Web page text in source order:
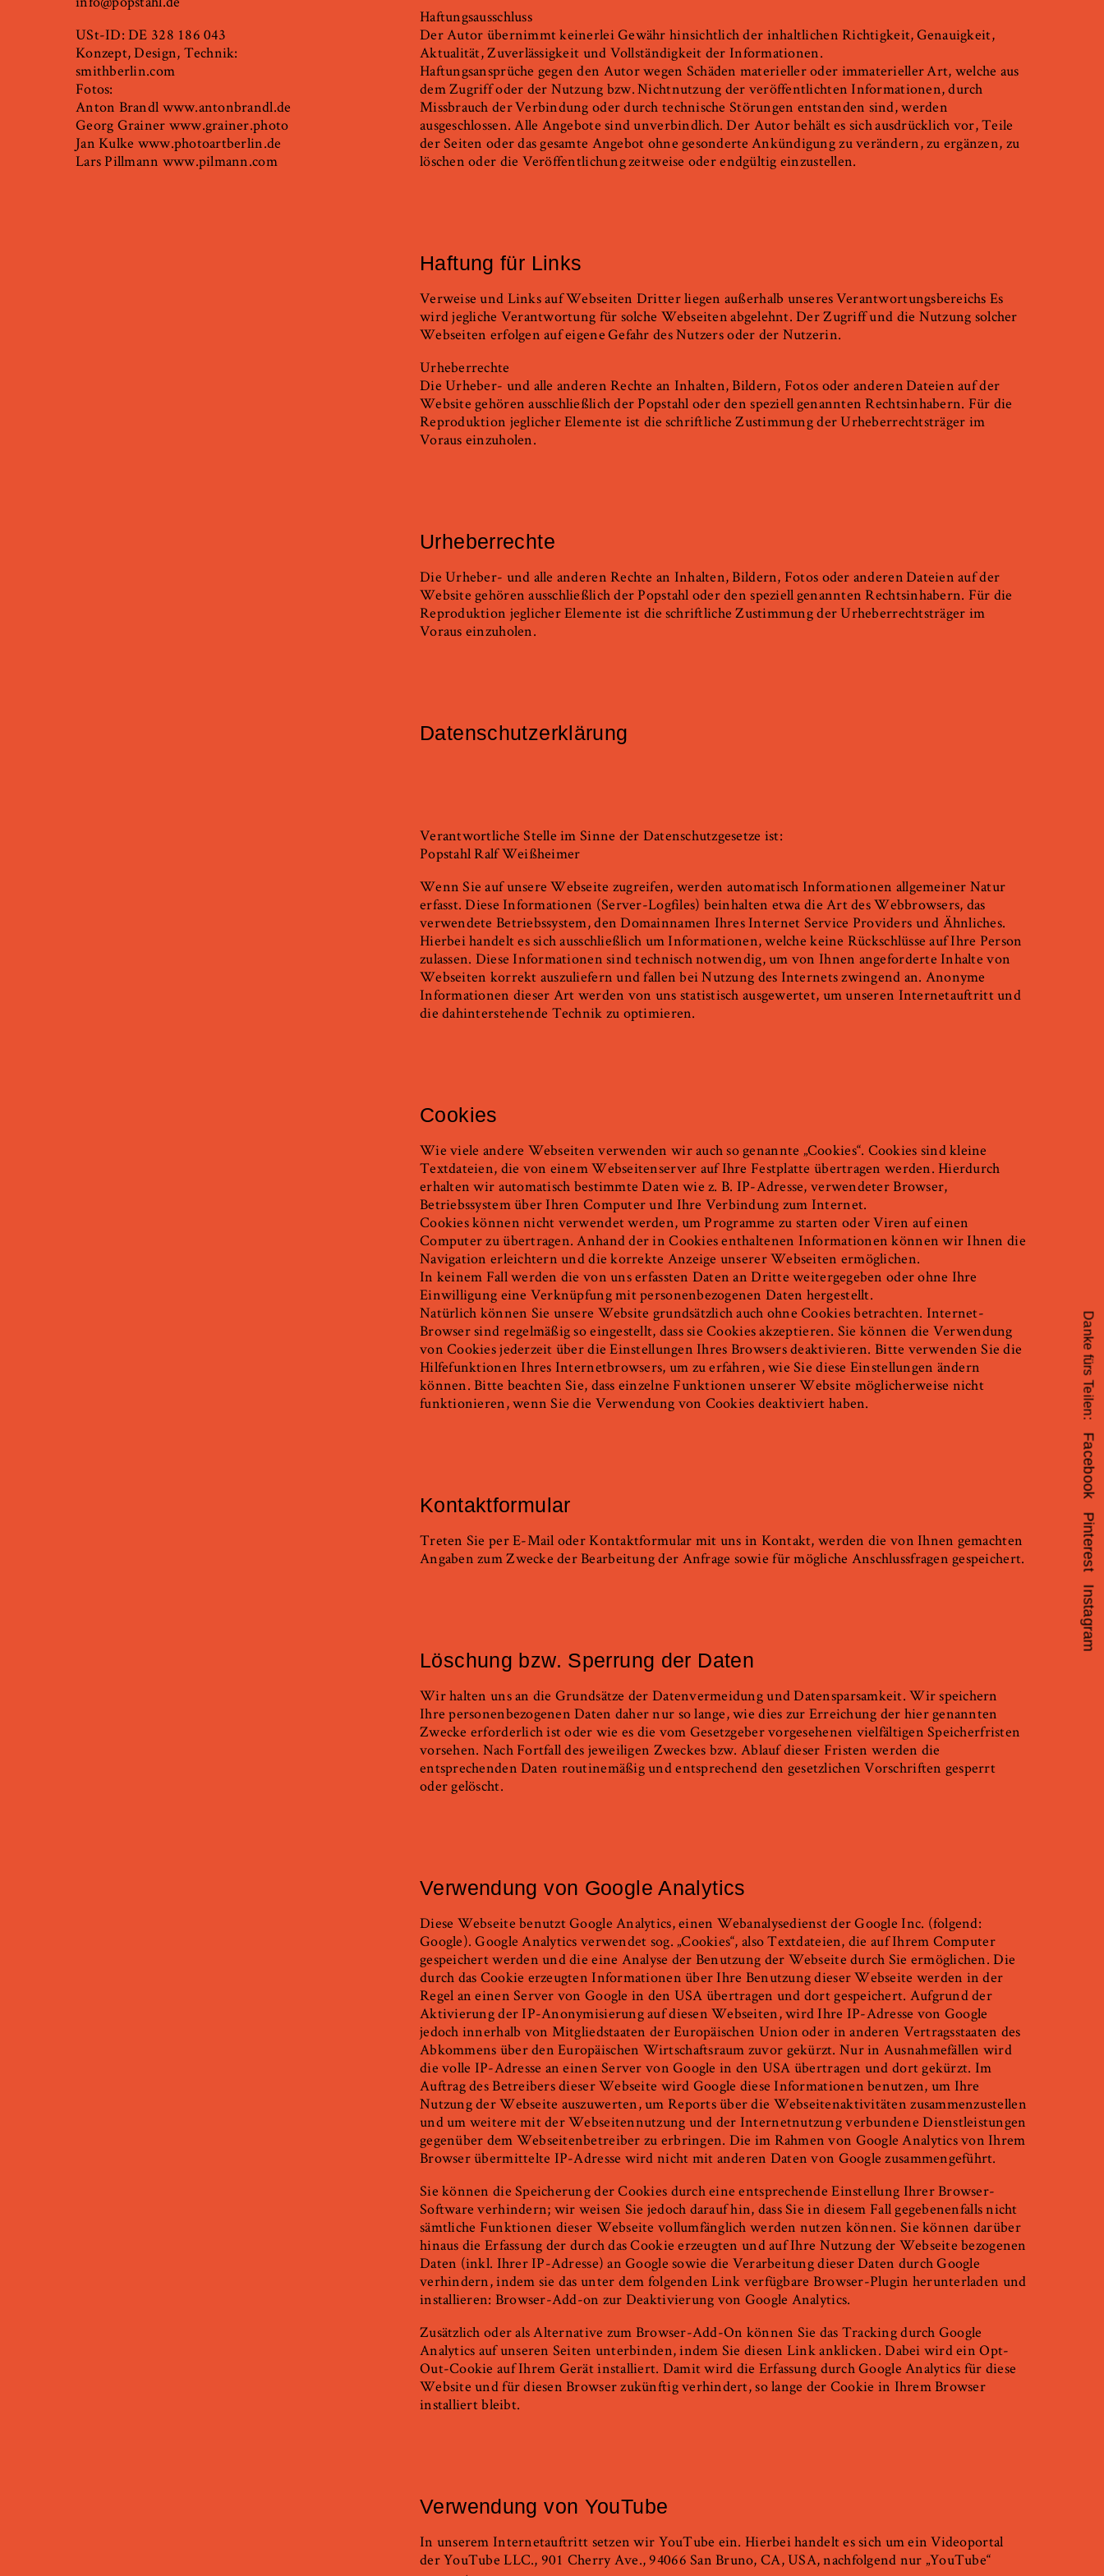
USt-ID: DE 328 186 043
Konzept, Design, Technik:
smithberlin.com
Fotos:
Anton Brandl www.antonbrandl.de
Georg Grainer www.grainer.photo
Jan Kulke www.photoartberlin.de
Lars Pillmann www.pilmann.com
Haftungsausschluss
Der Autor übernimmt keinerlei Gewähr hinsichtlich der inhaltlichen Richtigkeit,Genauigkeit,
Aktualität, Zuverlässigkeit und Vollständigkeit der Informationen.
Haftungsansprüche gegen den Autor wegen Schäden materieller oder immateriellerArt, welche aus
dem Zugriff oder der Nutzung bzw.Nichtnutzung der veröffentlichten Informationen, durch
Missbrauch derVerbindung oder durch technische Störungen entstanden sind, werden
ausgeschlossen. Alle Angebote sind unverbindlich. Der Autor behält es sichausdrücklich vor, Teile
der Seiten oder das gesamte Angebot ohne gesonderteAnkündigung zu verändern, zu ergänzen, zu
löschen oder die Veröffentlichungzeitweise oder endgültig einzustellen.
Haftung für Links
Verweise und Links auf Webseiten Dritter liegen außerhalb unseresVerantwortungsbereichs Es
wird jegliche Verantwortung für solche Webseitenabgelehnt. Der Zugriff und die Nutzung solcher
Webseiten erfolgen auf eigeneGefahr des Nutzers oder der Nutzerin.
Urheberrechte
Die Urheber- und alle anderen Rechte an Inhalten, Bildern, Fotos oder anderenDateien auf der
Website gehören ausschließlich der Popstahl oder den speziellgenannten Rechtsinhabern. Für die
Reproduktion jeglicher Elemente ist die schriftliche Zustimmung der Urheberrechtsträger im
Voraus einzuholen.
Urheberrechte
Die Urheber- und alle anderen Rechte an Inhalten, Bildern, Fotos oder anderenDateien auf der
Website gehören ausschließlich der Popstahl oder den speziellgenannten Rechtsinhabern. Für die
Reproduktion jeglicher Elemente ist die schriftliche Zustimmung der Urheberrechtsträger im
Voraus einzuholen.
Datenschutzerklärung
Verantwortliche Stelle im Sinne der Datenschutzgesetze ist:
Popstahl Ralf Weißheimer
Wenn Sie auf unsere Webseite zugreifen, werden automatisch Informationen allgemeiner Natur
erfasst. Diese Informationen (Server-Logfiles) beinhalten etwa die Art des Webbrowsers, das
verwendete Betriebssystem, den Domainnamen Ihres Internet Service Providers und Ähnliches.
Hierbei handelt es sich ausschließlich um Informationen, welche keine Rückschlüsse auf Ihre Person
zulassen. Diese Informationen sind technisch notwendig, um von Ihnen angeforderte Inhalte von
Webseiten korrekt auszuliefern und fallen bei Nutzung des Internets zwingend an. Anonyme
Informationen dieser Art werden von uns statistisch ausgewertet, um unseren Internetauftritt und
die dahinterstehende Technik zu optimieren.
Cookies
Wie viele andere Webseiten verwenden wir auch so genannte „Cookies“. Cookies sind kleine
Textdateien, die von einem Webseitenserver auf Ihre Festplatte übertragen werden. Hierdurch
erhalten wir automatisch bestimmte Daten wie z. B. IP-Adresse, verwendeter Browser,
Betriebssystem über Ihren Computer und Ihre Verbindung zum Internet.
Cookies können nicht verwendet werden, um Programme zu starten oder Viren auf einen
Computer zu übertragen. Anhand der in Cookies enthaltenen Informationen können wir Ihnen die
Navigation erleichtern und die korrekte Anzeige unserer Webseiten ermöglichen.
In keinem Fall werden die von uns erfassten Daten an Dritte weitergegeben oder ohne Ihre
Einwilligung eine Verknüpfung mit personenbezogenen Daten hergestellt.
Natürlich können Sie unsere Website grundsätzlich auch ohne Cookies betrachten. Internet-
Browser sind regelmäßig so eingestellt, dass sie Cookies akzeptieren. Sie können die Verwendung
von Cookies jederzeit über die Einstellungen Ihres Browsers deaktivieren. Bitte verwenden Sie die
Hilfefunktionen Ihres Internetbrowsers, um zu erfahren, wie Sie diese Einstellungen ändern
können. Bitte beachten Sie, dass einzelne Funktionen unserer Website möglicherweise nicht
funktionieren, wenn Sie die Verwendung von Cookies deaktiviert haben.
Kontaktformular
Treten Sie per E-Mail oder Kontaktformular mit uns in Kontakt, werden die von Ihnen gemachten
Angaben zum Zwecke der Bearbeitung der Anfrage sowie für mögliche Anschlussfragen gespeichert.
Löschung bzw. Sperrung der Daten
Wir halten uns an die Grundsätze der Datenvermeidung und Datensparsamkeit. Wir speichern
Ihre personenbezogenen Daten daher nur so lange, wie dies zur Erreichung der hier genannten
Zwecke erforderlich ist oder wie es die vom Gesetzgeber vorgesehenen vielfältigen Speicherfristen
vorsehen. Nach Fortfall des jeweiligen Zweckes bzw. Ablauf dieser Fristen werden die
entsprechenden Daten routinemäßig und entsprechend den gesetzlichen Vorschriften gesperrt
oder gelöscht.
Verwendung von Google Analytics
Diese Webseite benutzt Google Analytics, einen Webanalysedienst der Google Inc. (folgend:
Google). Google Analytics verwendet sog. „Cookies“, also Textdateien, die auf Ihrem Computer
gespeichert werden und die eine Analyse der Benutzung der Webseite durch Sie ermöglichen. Die
durch das Cookie erzeugten Informationen über Ihre Benutzung dieser Webseite werden in der
Regel an einen Server von Google in den USA übertragen und dort gespeichert. Aufgrund der
Aktivierung der IP-Anonymisierung auf diesen Webseiten, wird Ihre IP-Adresse von Google
jedoch innerhalb von Mitgliedstaaten der Europäischen Union oder in anderen Vertragsstaaten des
Abkommens über den Europäischen Wirtschaftsraum zuvor gekürzt. Nur in Ausnahmefällen wird
die volle IP-Adresse an einen Server von Google in den USA übertragen und dort gekürzt. Im
Auftrag des Betreibers dieser Webseite wird Google diese Informationen benutzen, um Ihre
Nutzung der Webseite auszuwerten, um Reports über die Webseitenaktivitäten zusammenzustellen
und um weitere mit der Webseitennutzung und der Internetnutzung verbundene Dienstleistungen
gegenüber dem Webseitenbetreiber zu erbringen. Die im Rahmen von Google Analytics von Ihrem
Browser übermittelte IP-Adresse wird nicht mit anderen Daten von Google zusammengeführt.
Sie können die Speicherung der Cookies durch eine entsprechende Einstellung Ihrer Browser-
Software verhindern; wir weisen Sie jedoch darauf hin, dass Sie in diesem Fall gegebenenfalls nicht
sämtliche Funktionen dieser Webseite vollumfänglich werden nutzen können. Sie können darüber
hinaus die Erfassung der durch das Cookie erzeugten und auf Ihre Nutzung der Webseite bezogenen
Daten (inkl. Ihrer IP-Adresse) an Google sowie die Verarbeitung dieser Daten durch Google
verhindern, indem sie das unter dem folgenden Link verfügbare Browser-Plugin herunterladen und
installieren: Browser-Add-on zur Deaktivierung von Google Analytics.
Zusätzlich oder als Alternative zum Browser-Add-On können Sie das Tracking durch Google
Analytics auf unseren Seiten unterbinden, indem Sie diesen Link anklicken. Dabei wird ein Opt-
Out-Cookie auf Ihrem Gerät installiert. Damit wird die Erfassung durch Google Analytics für diese
Website und für diesen Browser zukünftig verhindert, so lange der Cookie in Ihrem Browser
installiert bleibt.
Verwendung von YouTube
In unserem Internetauftritt setzen wir YouTube ein. Hierbei handelt es sich um ein Videoportal
der YouTube LLC., 901 Cherry Ave., 94066 San Bruno, CA, USA, nachfolgend nur „YouTube“
Danke fürs Teilen:
Facebook
Pinterest
Instagram